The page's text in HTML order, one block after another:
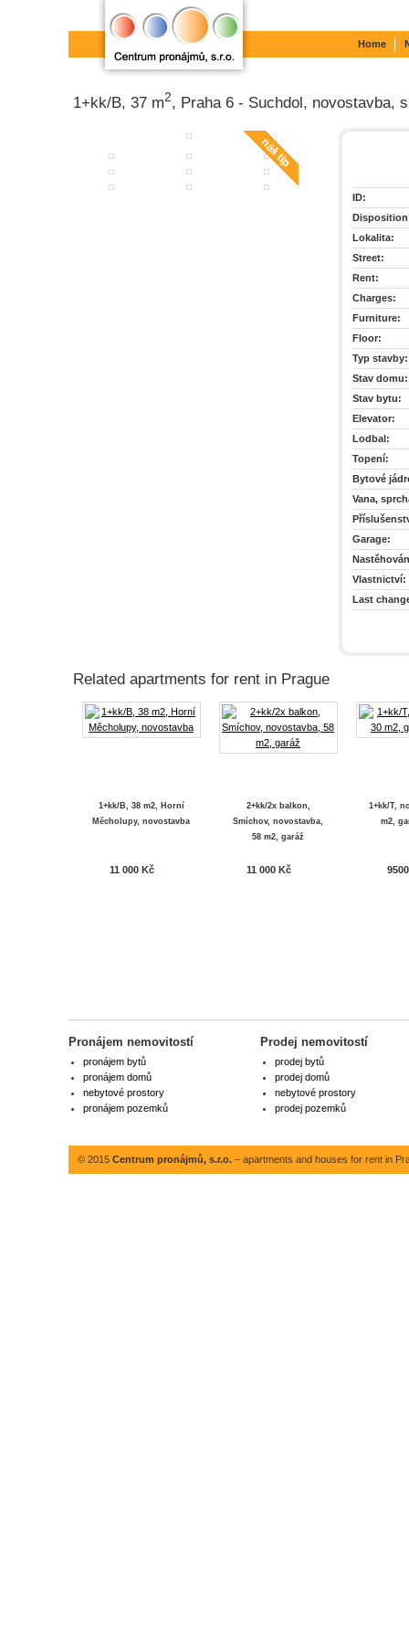
1+kk/B, 37 m2, Praha 6 - Suchdol, novostavba,
ID:
Lokalita:
Street:
Rent:
Charges:
Furniture:
Floor:
Typ stavby:
Stav domu:
Stav bytu:
Elevator:
Lodbal:
Topení:
Bytové
Vana,
Garage:
Vlastnictví:
Last
Related apartments for rent in Prague
1+kk/B, 38 m2, Horní
Měcholupy, novostavba
11 000 Kč
2+kk/2x balkon,
Smíchov, novostavba,
58 m2, garáž
11 000 Kč
1+kk/T,
m2,
Home
Pronájem nemovitostí
pronájem bytů
pronájem domů
nebytové prostory
pronájem pozemků
Prodej nemovitostí
prodej bytů
prodej domů
nebytové prostory
prodej pozemků
© 2015 Centrum pronájmů, s.r.o.– apartments and houses for rent in